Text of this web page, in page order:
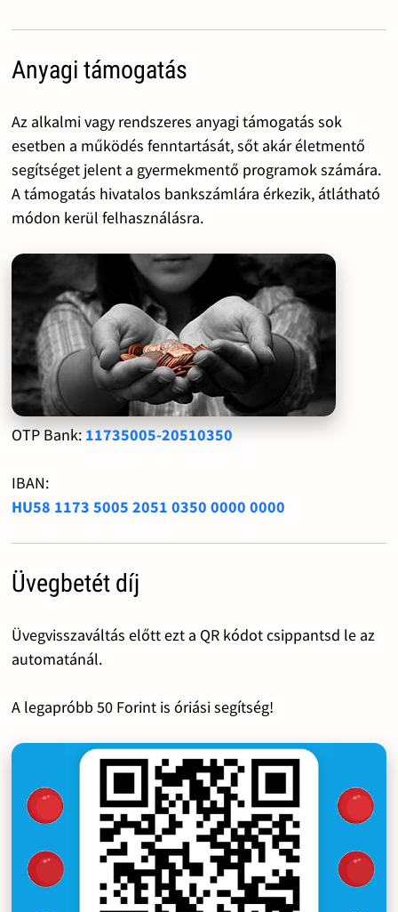
Anyagi támogatás
Az alkalmi vagy rendszeres anyagi támogatás sok
esetben a működés fenntartását, sőt akár életmentő
segítséget jelent a gyermekmentő programok számára.
A támogatás hivatalos bankszámlára érkezik, átlátható
módon kerül felhasználásra.
OTP Bank: 11735005-20510350
IBAN:
HU58 1173 5005 2051 0350 0000 0000
Üvegbetét díj
Üvegvisszaváltás előtt ezt a QR kódot csippantsd le az
automatánál.
A legapróbb 50 Forint is óriási segítség!